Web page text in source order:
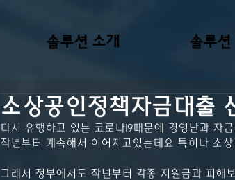
솔루션 소개 솔루션
소상공인정책자금대출
다시 유행하고 있는 코로나19때문에 경영난과 자
작년부터 계속해서 이어지고있는데요 특히나 소
그래서 정부에서도 작년부터 각종 지원금과 피해